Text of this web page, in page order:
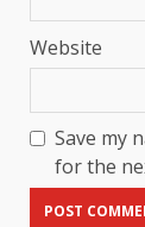
Website
Save my
for the